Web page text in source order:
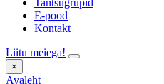
Tantsugrupid
E-pood
Kontakt
Liitu meiega!
×
Avaleht